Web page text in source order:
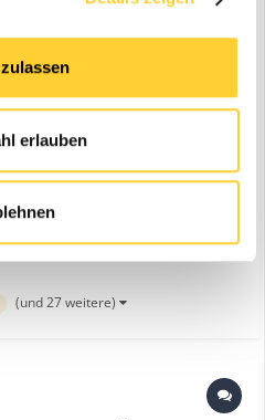
erlauben
Rückenwind laufen die
auf Hochtouren. Der Termin für
Neumünster in Schleswig-
2021. Mit fortschreitend guter
sich Bauwirtschaft un...
(und 27 weitere)